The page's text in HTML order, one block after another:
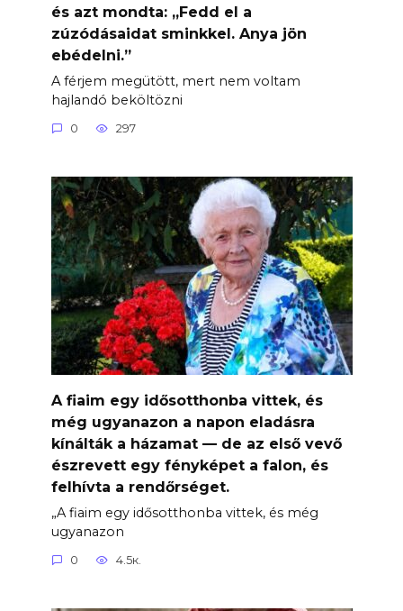
és azt mondta: „Fedd el a
zúzódásaidat sminkkel. Anya jön
ebédelni.”
A férjem megütött, mert nem voltam
hajlandó beköltözni
0 297
A fiaim egy idősotthonba vittek, és
még ugyanazon a napon eladásra
kínálták a házamat — de az első vevő
észrevett egy fényképet a falon, és
felhívta a rendőrséget.
„A fiaim egy idősotthonba vittek, és még
ugyanazon
0 4.5к.